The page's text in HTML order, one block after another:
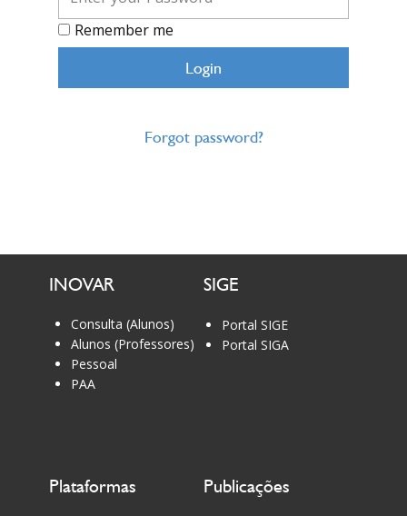
Remember me
Login
Forgot password?
INOVAR
Consulta (Alunos)
Alunos (Professores)
Pessoal
PAA
SIGE
Portal SIGE
Portal SIGA
Plataformas Publicações